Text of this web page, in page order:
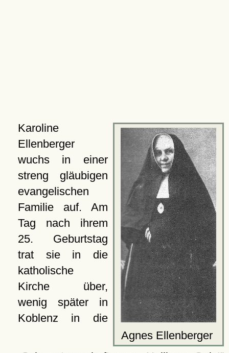
Agnes Ellenberger
Karoline
Ellenberger
wuchs in einer
streng gläubigen
evangelischen
Familie auf. Am
Tag nach ihrem
25. Geburtstag
trat sie in die
katholische
Kirche über,
wenig später in
Koblenz in die